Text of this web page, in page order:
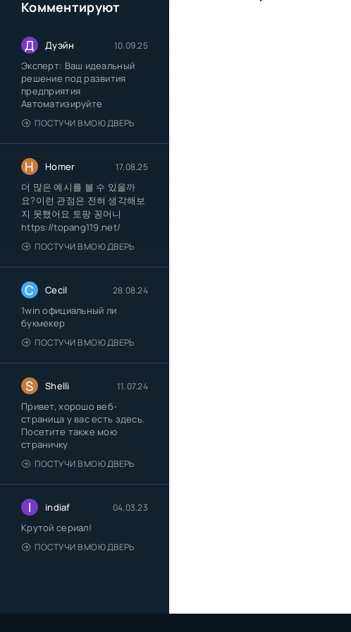
Комментируют
Д Дуэйн 10.09.25
Эксперт: Ваш идеальный
решение под развития
предприятия
Автоматизируйте
ПОСТУЧИ В МОЮ ДВЕРЬ
H Homer 17.08.25
더 많은 예시를 볼 수 있을까
요?이런 관점은 전혀 생각해보
지 못했어요 토팡 꽁머니
https://topang119.net/
ПОСТУЧИ В МОЮ ДВЕРЬ
C Cecil 28.08.24
1win официальный ли
букмекер
ПОСТУЧИ В МОЮ ДВЕРЬ
S Shelli 11.07.24
Привет, хорошо веб-
страница у вас есть здесь.
Посетите также мою
страничку
ПОСТУЧИ В МОЮ ДВЕРЬ
I indiaf 04.03.23
Крутой сериал!
ПОСТУЧИ В МОЮ ДВЕРЬ